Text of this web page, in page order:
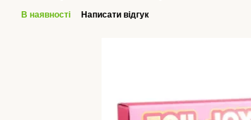
В наявності Написати відгук